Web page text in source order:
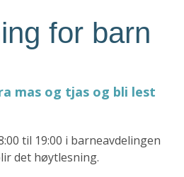
for barn
mas og tjas og bli lest
til 19:00 i barneavdelingen
det høytlesning.